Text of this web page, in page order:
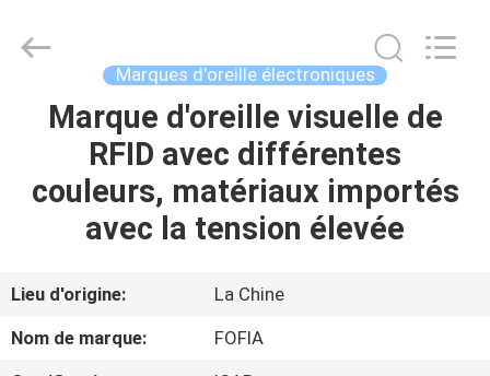
MAISON
PRODUITS
AU
Technology
Marques d'oreille électroniques
Marque d'oreille visuelle de
RFID avec différentes
couleurs, matériaux importés
avec la tension élevée
Lieu d'origine:
La Chine
Nom de marque:
FOFIA